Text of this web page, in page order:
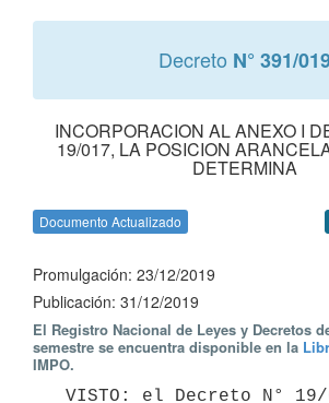
Decreto N° 391/
INCORPORACION AL ANEXO I
19/017, LA POSICION
DETERMINA
Documento Actualizado
Promulgación: 23/12/2019
Publicación: 31/12/2019
El Registro Nacional de Leyes y Decretos
semestre se encuentra disponible en la
IMPO.